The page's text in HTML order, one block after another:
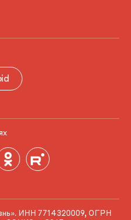
ИНН 7714320009, ОГРН